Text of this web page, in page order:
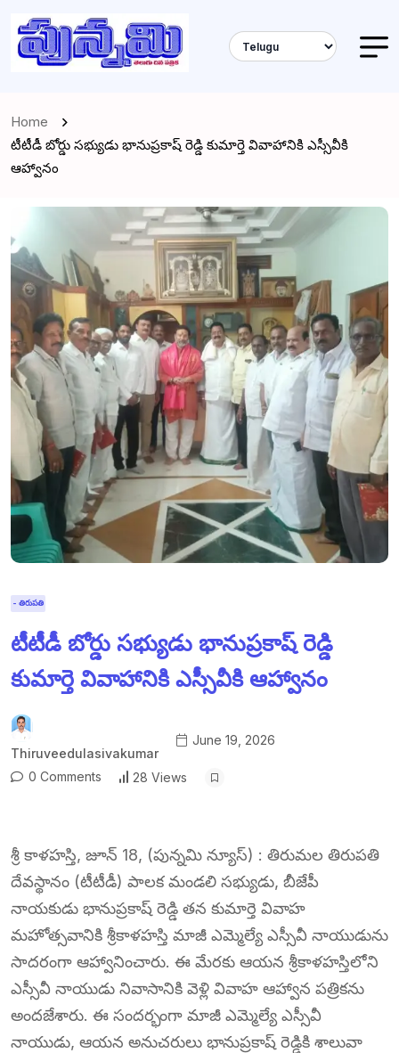
Home
టీటీడీ బోర్డు సభ్యుడు భానుప్రకాష్ రెడ్డి కుమార్తె వివాహానికి ఎస్సీవీకి
ఆహ్వానం
- తిరుపతి
టీటీడీ బోర్డు సభ్యుడు భానుప్రకాష్ రెడ్డి
కుమార్తె వివాహానికి ఎస్సీవీకి ఆహ్వానం
Thiruveedulasivakumar
June 19, 2026
0 Comments 28 Views
శ్రీ కాళహస్తి, జూన్ 18, (పున్నమి న్యూస్) : తిరుమల తిరుపతి
దేవస్థానం (టీటీడీ) పాలక మండలి సభ్యుడు, బీజేపీ
నాయకుడు భానుప్రకాష్ రెడ్డి తన కుమార్తె వివాహ
మహోత్సవానికి శ్రీకాళహస్తి మాజీ ఎమ్మెల్యే ఎస్సీవీ నాయుడును
సాదరంగా ఆహ్వానించారు. ఈ మేరకు ఆయన శ్రీకాళహస్తిలోని
ఎస్సీవీ నాయుడు నివాసానికి వెళ్లి వివాహ ఆహ్వాన పత్రికను
అందజేశారు. ఈ సందర్భంగా మాజీ ఎమ్మెల్యే ఎస్సీవీ
నాయుడు, ఆయన అనుచరులు భానుప్రకాష్ రెడ్డికి శాలువా